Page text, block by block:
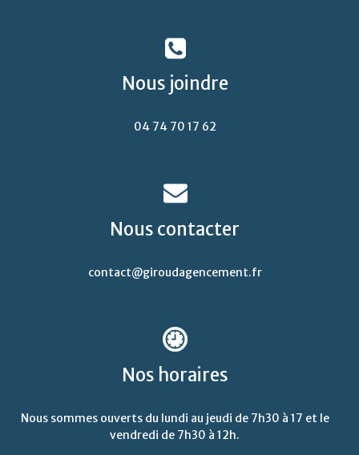
Nous joindre
04 74 70 17 62
Nous contacter
contact@giroudagencement.fr
Nos horaires
Nous sommes ouverts du lundi au jeudi de 7h30 à 17 et le
vendredi de 7h30 à 12h.